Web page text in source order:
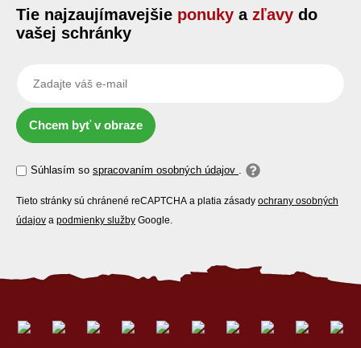
Tie najzaujímavejšie ponuky a zľavy do
vašej schránky
Chcem byť v obraze
Súhlasím so spracovaním osobných údajov .
Tieto stránky sú chránené reCAPTCHA a platia zásady ochrany osobných
údajov a podmienky služby Google.